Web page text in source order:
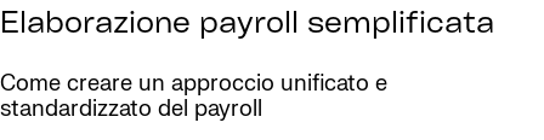
Elaborazione payroll semplificata
Come creare un approccio unificato e
standardizzato del payroll